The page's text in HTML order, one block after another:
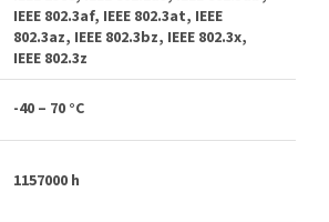
IEEE 802.3af, IEEE 802.3at, IEEE
802.3az, IEEE 802.3bz, IEEE 802.3x,
IEEE 802.3z
-40 – 70 °C
1157000 h